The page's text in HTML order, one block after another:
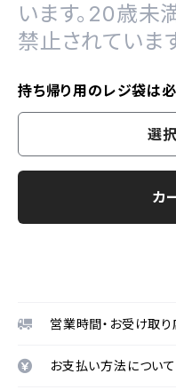
います。20歳
禁止されています
持ち帰り用のレジ袋は
選択
カ
営業時間・お受け取
お支払い方法について